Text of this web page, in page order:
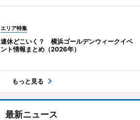
エリア特集
連休どこいく？ 横浜ゴールデンウィークイベ
ント情報まとめ（2026年）
もっと見る
最新ニュース